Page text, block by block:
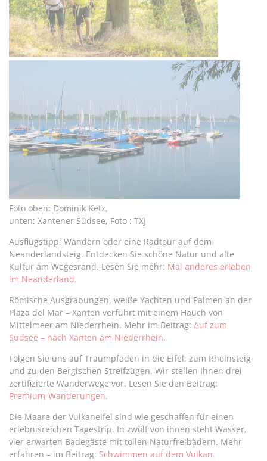
Foto oben: Dominik Ketz,
unten: Xantener Südsee, Foto : TXJ
Ausflugstipp: Wandern oder eine Radtour auf dem
Neanderlandsteig. Entdecken Sie schöne Natur und alte
Kultur am Wegesrand. Lesen Sie mehr: Mal anderes erleben
im Neanderland.
Römische Ausgrabungen, weiße Yachten und Palmen an der
Plaza del Mar – Xanten verführt mit einem Hauch von
Mittelmeer am Niederrhein. Mehr im Beitrag: Auf zum
Südsee – nach Xanten am Niederrhein.
Folgen Sie uns auf Traumpfaden in die Eifel, zum Rheinsteig
und zu den Bergischen Streifzügen. Wir stellen Ihnen drei
zertifizierte Wanderwege vor. Lesen Sie den Beitrag:
Premium-Wanderungen.
Die Maare der Vulkaneifel sind wie geschaffen für einen
erlebnisreichen Tagestrip. In zwölf von ihnen steht Wasser,
vier erwarten Badegäste mit tollen Naturfreibädern. Mehr
erfahren – im Beitrag: Schwimmen auf dem Vulkan.